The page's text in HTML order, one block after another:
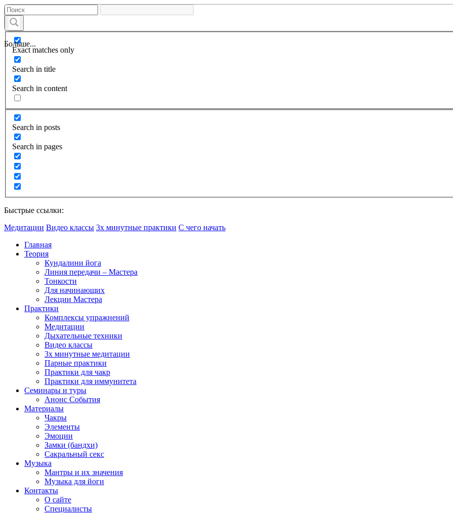
Больше...
Exact matches only
Search in title
Search in content
Search in posts
Search in pages
Быстрые ссылки:
Медитации Видео классы 3х минутные практики С чего начать
Главная
Теория
Кундалини йога
Линия передачи – Мастера
Тонкости
Для начинающих
Лекции Мастера
Практики
Комплексы упражнений
Медитации
Дыхательные техники
Видео классы
3х минутные медитации
Парные практики
Практики для чакр
Практики для иммунитета
Семинары и туры
Анонс События
Материалы
Чакры
Элементы
Эмоции
Замки (бандхи)
Сакральный секс
Музыка
Мантры и их значения
Музыка для йоги
Контакты
О сайте
Специалисты